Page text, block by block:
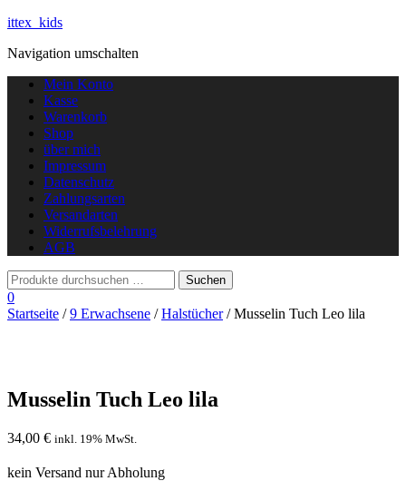
ittex_kids
Navigation umschalten
Mein Konto
Kasse
Warenkorb
Shop
über mich
Impressum
Datenschutz
Zahlungsarten
Versandarten
Widerrufsbelehrung
AGB
0
Startseite /9 Erwachsene /Halstücher/ Musselin Tuch Leo lila
Musselin Tuch Leo lila
34,00 € inkl. 19% MwSt.
kein Versand nur Abholung